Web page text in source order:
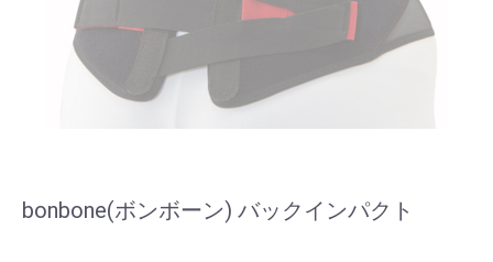
bonbone(ボンボーン) バックインパクト